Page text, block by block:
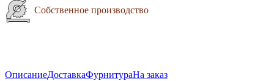
Собственное производство
ОписаниеДоставкаФурнитураНа заказ